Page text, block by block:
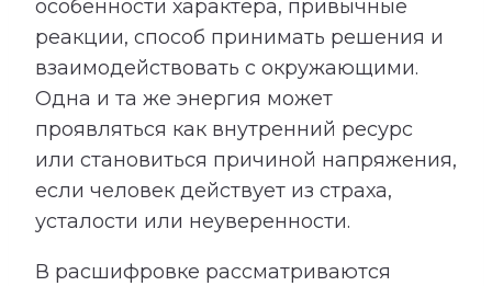
особенности характера, привычные
реакции, способ принимать решения и
взаимодействовать с окружающими.
Одна и та же энергия может
проявляться как внутренний ресурс
или становиться причиной напряжения,
если человек действует из страха,
усталости или неуверенности.
В расшифровке рассматриваются